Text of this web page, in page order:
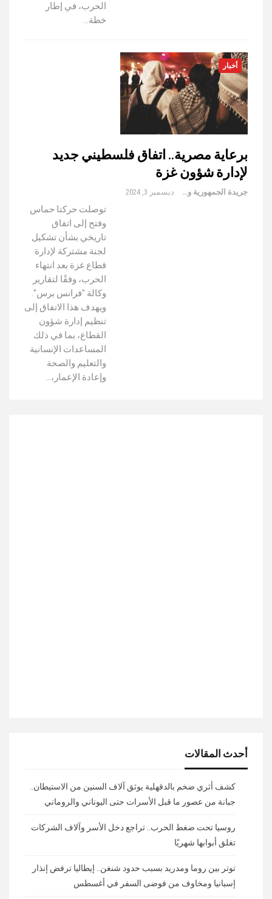
الحرب، في إطار
خطة…
أخبار
برعاية مصرية.. اتفاق فلسطيني جديد
لإدارة شؤون غزة
جريدة الجمهورية والعالم ديسمبر 3, 2024
توصلت حركتا حماس
وفتح إلى اتفاق
تاريخي بشأن تشكيل
لجنة مشتركة لإدارة
قطاع غزة بعد انتهاء
الحرب، وفقًا لتقارير
وكالة "فرانس برس".
ويهدف هذا الاتفاق إلى
تنظيم إدارة شؤون
القطاع، بما في ذلك
المساعدات الإنسانية
والتعليم والصحة
وإعادة الإعمار،…
أحدث المقالات
كشف أثري ضخم بالدقهلية يوثق آلاف السنين من الاستيطان..
جبانة من عصور ما قبل الأسرات حتى اليوناني والروماني
روسيا تحت ضغط الحرب.. تراجع دخل الأسر وآلاف الشركات
تغلق أبوابها شهريًا
توتر بين روما ومدريد بسبب حدود شنغن.. إيطاليا ترفض إنذار
إسبانيا ومخاوف من فوضى السفر في أغسطس